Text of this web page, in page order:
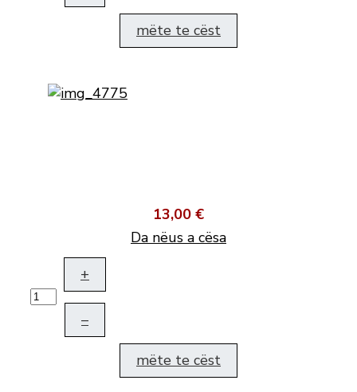
mëte te cëst
13,00 €
Da nëus a cësa
+
–
mëte te cëst